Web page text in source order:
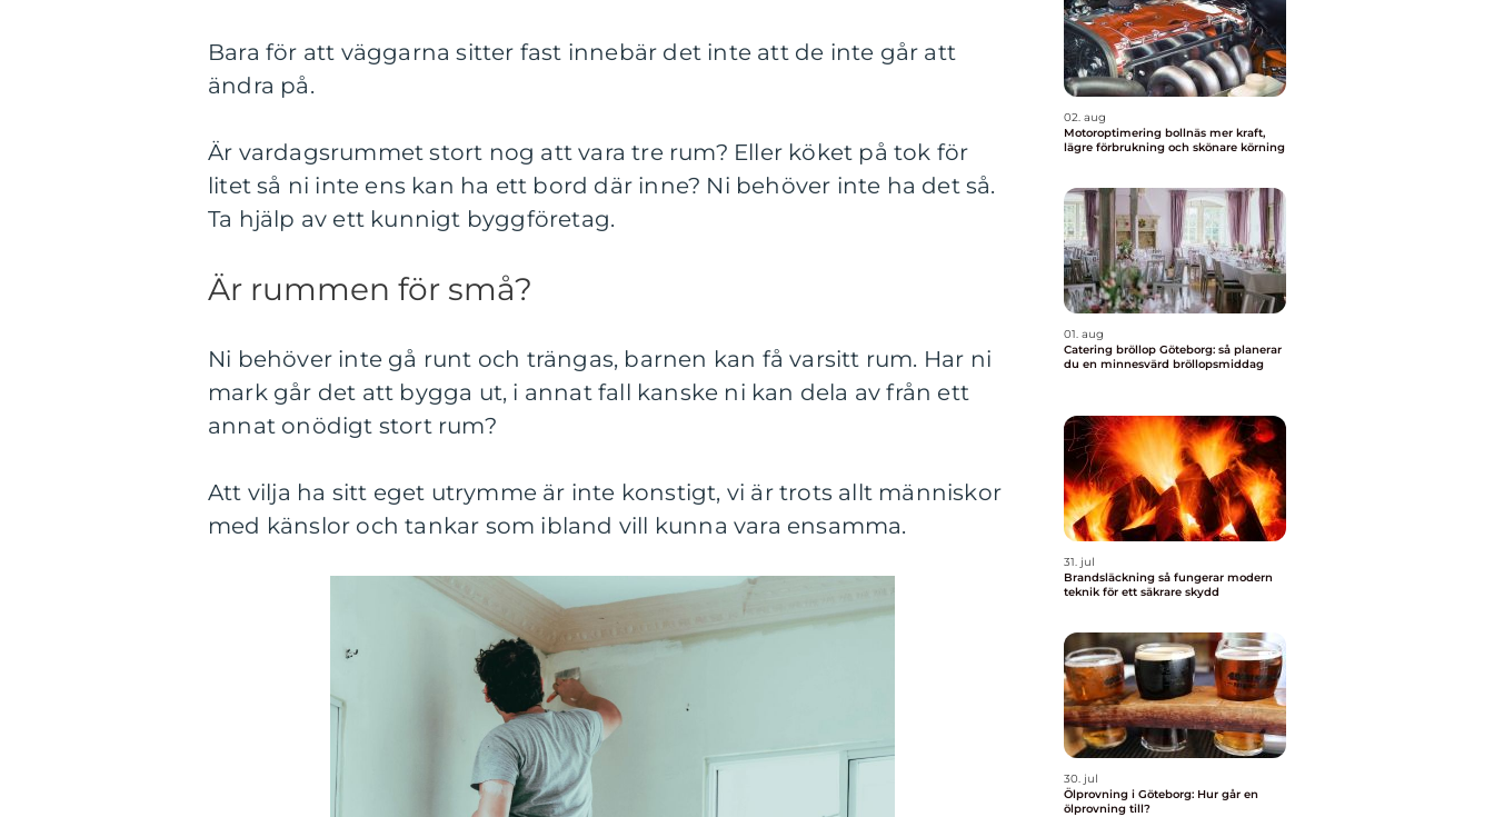
Bara för att väggarna sitter fast innebär det inte att de inte går att
ändra på.
Är vardagsrummet stort nog att vara tre rum? Eller köket på tok för
litet så ni inte ens kan ha ett bord där inne? Ni behöver inte ha det så.
Ta hjälp av ett kunnigt byggföretag.
Är rummen för små?
Ni behöver inte gå runt och trängas, barnen kan få varsitt rum. Har ni
mark går det att bygga ut, i annat fall kanske ni kan dela av från ett
annat onödigt stort rum?
Att vilja ha sitt eget utrymme är inte konstigt, vi är trots allt människor
med känslor och tankar som ibland vill kunna vara ensamma.
02. aug
Motoroptimering bollnäs mer kraft,
lägre förbrukning och skönare körning
01. aug
Catering bröllop Göteborg: så planerar
du en minnesvärd bröllopsmiddag
31. jul
Brandsläckning så fungerar modern
teknik för ett säkrare skydd
30. jul
Ölprovning i Göteborg: Hur går en
ölprovning till?